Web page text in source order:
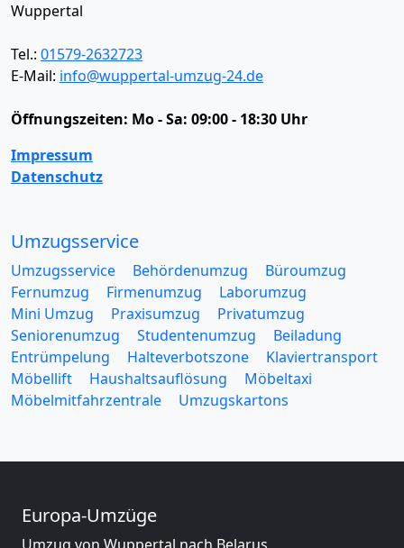
Wuppertal
Tel.: 01579-2632723
E-Mail: info@wuppertal-umzug-24.de
Öffnungszeiten: Mo - Sa: 09:00 - 18:30 Uhr
Impressum
Datenschutz
Umzugsservice
Umzugsservice Behördenumzug
Büroumzug
Fernumzug
Firmenumzug
Laborumzug
Mini Umzug
Praxisumzug
Privatumzug
Seniorenumzug
Studentenumzug
Beiladung
Entrümpelung
Halteverbotszone
Klaviertransport
Möbellift
Haushaltsauflösung
Möbeltaxi
Möbelmitfahrzentrale
Umzugskartons
Europa-Umzüge